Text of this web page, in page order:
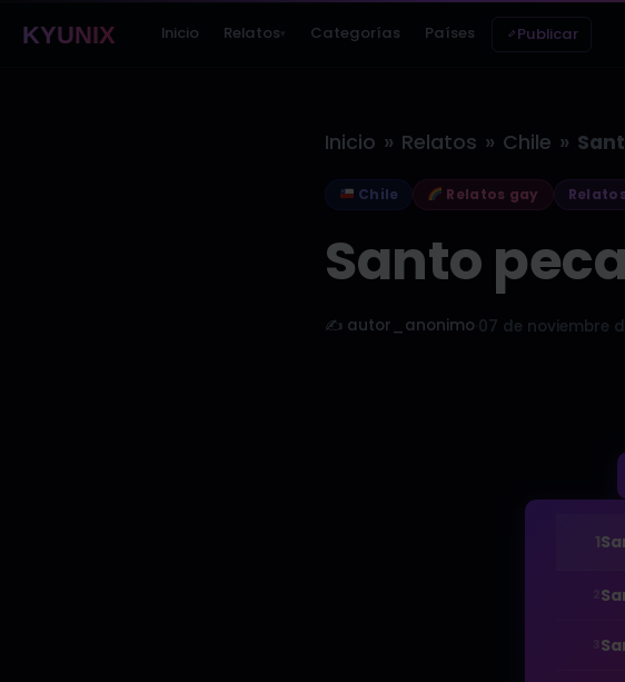
KYUNIX Inicio Relatos▾ Categorías Países Publicar
Inicio » Relatos » Chile »
Chile Relatos gay
Santo
✍️ autor_anonimo 07 de noviembre
1